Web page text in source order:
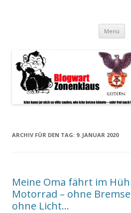
spiegeln im wesentlichen denMenü
ARCHIV FÜR DEN TAG: 9. JANUAR 2020
Meine Oma fährt im
Motorrad – ohne
ohne Licht…